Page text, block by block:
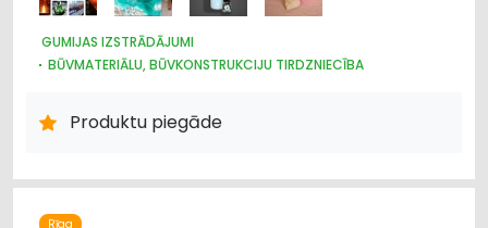
GUMIJAS IZSTRĀDĀJUMI
BŪVMATERIĀLU, BŪVKONSTRUKCIJU TIRDZNIECĪBA
BŪVMATERIĀLU, BŪVKONSTRUKCIJU VAIRUMTIRDZNIECĪBA
INTERNETVEIKALI, E-KOMERCIJA
APDARES MATERIĀLI: VAIRUMTIRDZNIECĪBA
CELTNIECĪBAS UN REMONTA DARBI
Produktu piegāde
Rīga